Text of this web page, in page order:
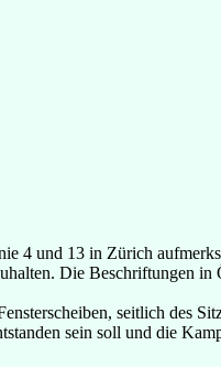
4 und 13 in Zürich
Die Beschriftungen
seitlich des
sein soll und die